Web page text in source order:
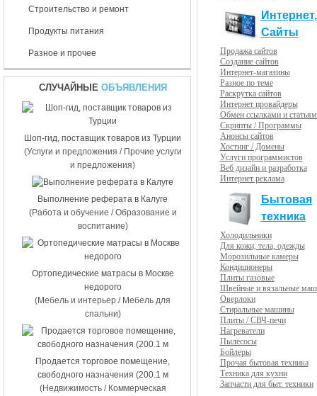
Строительство и ремонт
Продукты питания
Разное и прочее
СЛУЧАЙНЫЕОБЪЯВЛЕНИЯ
Шоп-гид, поставщик товаров из Турции
(Услуги и предложения / Прочие услуги
и предложения)
Выполнение реферата в Калуге
(Работа и обучение / Образование и
воспитание)
Ортопедические матрасы в Москве
недорого
(Мебель и интерьер / Мебель для
спальни)
Продается торговое помещение,
свободного назначения (200.1 м
(Недвижимость / Коммерческая
Интернет,
Сайты
Продажа сайтов
Создание сайтов
Интернет-магазины
Разное по теме
Раскрутка сайтов
Интернет провайдеры
Обмен ссылками и
Скрипты / Программы
Анонсы сайтов
Хостинг / Домены
Услуги программистов
Веб дизайн и разработка
Интернет реклама
Бытовая
техника
Холодильники
Для кожи, тела, одежды
Морозильные камеры
Кондиционеры
Плиты газовые
Швейные и вязальные
Оверлоки
Стиральные машины
Плиты / СВЧ-печи
Нагреватели
Пылесосы
Бойлеры
Прочая бытовая техника
Техника для кухни
Запчасти для быт. техники